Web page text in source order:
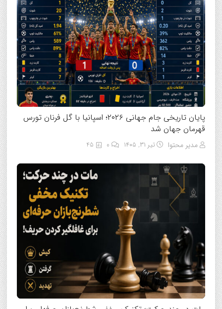
پایان تاریخی جام جهانی ۲۰۲۶؛ اسپانیا با گل فرنان تورس
قهرمان جهان شد
مدیر محتوا تیر ۳۱, ۱۴۰۵ 45